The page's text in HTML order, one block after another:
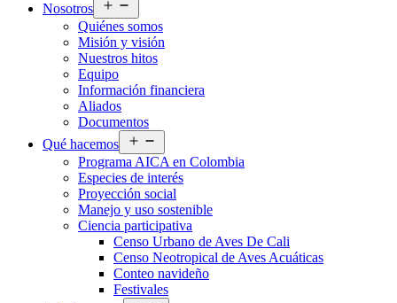
Nosotros
el
menú
Quiénes somos
Misión y visión
Nuestros hitos
Equipo
Información financiera
Aliados
Documentos
Qué hacemos
el
menú
Programa AICA en Colombia
Especies de interés
Proyección social
Manejo y uso sostenible
Ciencia participativa
Censo Urbano de Aves De Cali
Censo Neotropical de Aves Acuáticas
Conteo navideño
Festivales